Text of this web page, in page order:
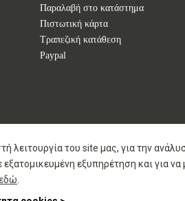
Παραλαβή στο κατάστημα
Πιστωτική κάρτα
Τραπεζική κατάθεση
Paypal
λειτουργία του site μας, για την
εξυπηρέτηση και για